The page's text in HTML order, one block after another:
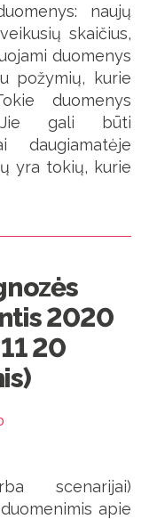
naujų
skaičius,
duomenys
požymių, kurie
duomenys
Jie gali būti
daugiamatėje
yra tokių, kurie
2020
20
scenarijai)
apie